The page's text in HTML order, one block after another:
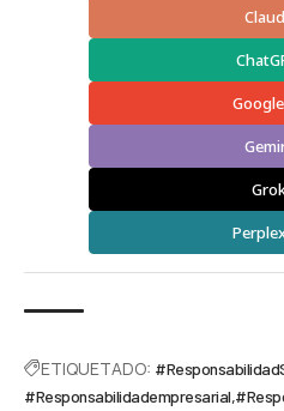
ETIQUETADO:
#Responsabilidadempresarial